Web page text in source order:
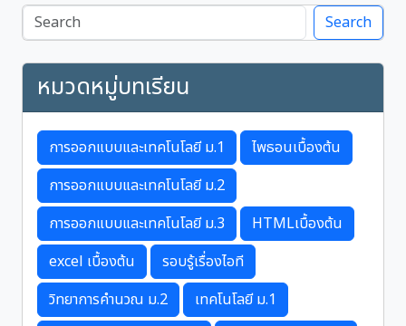
Search
หมวดหมู่บทเรียน
การออกแบบและเทคโนโลยี ม.1
ไพธอนเบื้องต้น
การออกแบบและเทคโนโลยี ม.2
การออกแบบและเทคโนโลยี ม.3
HTMLเบื้องต้น
excel เบื้องต้น
รอบรู้เรื่องไอที
วิทยาการคำนวณ ม.2
เทคโนโลยี ม.1